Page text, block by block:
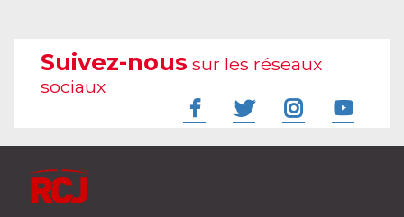
Suivez-nous sur les réseaux
sociaux